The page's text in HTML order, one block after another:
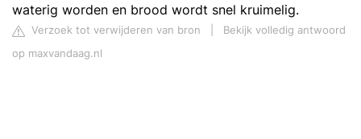
waterig worden en brood wordt snel kruimelig.
Verzoek tot verwijderen van bron
Bekijk volledig antwoord
op maxvandaag.nl